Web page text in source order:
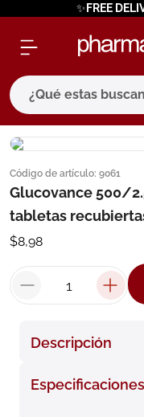
✨FREE
¿Qué estas buscando?
Código de artículo: 9061
Glucovance 500/
tabletas
$8,98
Descripción
Especificaciones
términos más
1. eucerin
3
cerave
7. isdin
roche posay